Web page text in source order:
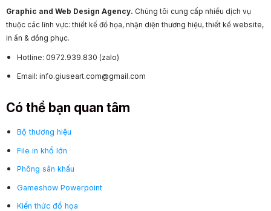
Graphic and Web Design Agency. Chúng tôi cung cấp nhiều dịch vụ
thuộc các lĩnh vực: thiết kế đồ họa, nhận diện thương hiệu, thiết kế website,
in ấn & đồng phục.
Hotline: 0972.939.830 (zalo)
Email: info.giuseart.com@gmail.com
Có thể bạn quan tâm
Bộ thương hiệu
File in khổ lớn
Phông sân khấu
Gameshow Powerpoint
Kiến thức đồ họa